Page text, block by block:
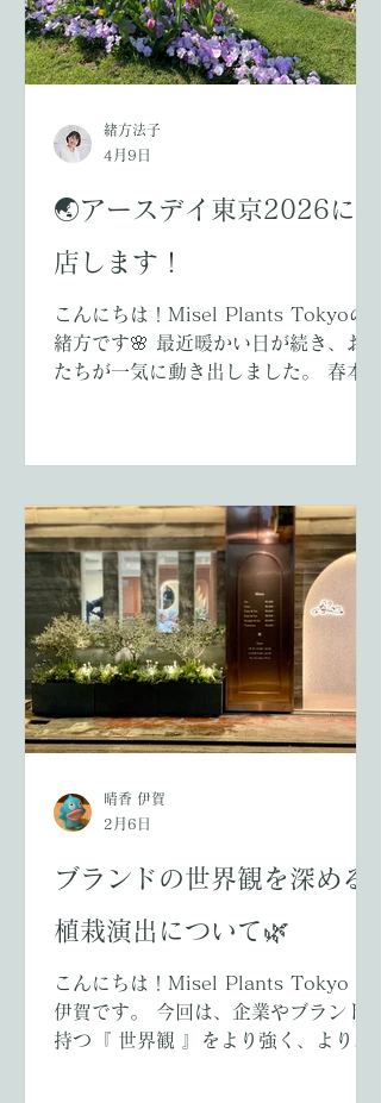
🌏アースデイ東京2026に出
店します！
こんにちは！Misel Plants Tokyoの
緒方です🌸 最近暖かい日が続き、お花
たちが一気に動き出しました。 春本番
なお知らせ をお届けします。 --- 🌏ア
ースデイ東京2026に出店します！
Misel Plants Tokyoは、 代々木公園
で開催される「アースデイ東京
2026」 に出店いたします。 日時:4月
18日（土）・19日（日）10:00〜
18:00 アースデイは、世界175カ国・
約5億人が参加する地球環境イベン
ト。 東京会場は今年で25周年を迎
団体やショップが集まります。 今年の
テーマのひとつは “SOCIAL
取り組みをしている出展者が並ぶエリ
Tokyo の名前が並んでいることが、
本当に嬉しくて胸が熱くなりました。 ￼
--- 🌱Misel Plants Tokyoが
緒方法子
4月9日
ブランドの世界観を深める
植栽演出について🌿
こんにちは！Misel Plants Tokyo の
伊賀です。 今回は、企業やブランドが
持つ『 世界観 』をより強く、より魅
晴香 伊賀
2月6日